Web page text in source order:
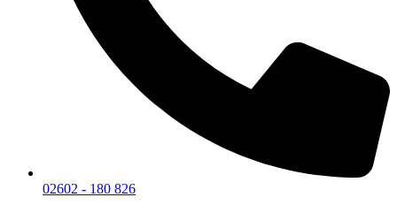
02602 - 180 826